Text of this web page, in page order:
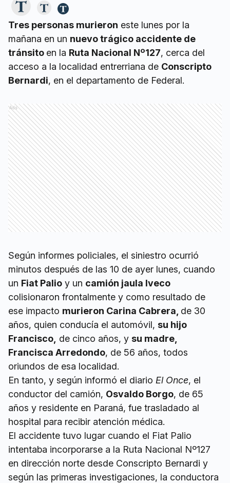
Tres personas murieron este lunes por la
mañana en un nuevo trágico accidente de
tránsito en la Ruta Nacional Nº127, cerca del
acceso a la localidad entrerriana de Conscripto
Bernardi, en el departamento de Federal.
Ads
Según informes policiales, el siniestro ocurrió
minutos después de las 10 de ayer lunes, cuando
un Fiat Palio y un camión jaula Iveco
colisionaron frontalmente y como resultado de
ese impacto murieron Carina Cabrera, de 30
años, quien conducía el automóvil, su hijo
Francisco, de cinco años, y su madre,
Francisca Arredondo, de 56 años, todos
oriundos de esa localidad.
En tanto, y según informó el diario El Once, el
conductor del camión, Osvaldo Borgo, de 65
años y residente en Paraná, fue trasladado al
hospital para recibir atención médica.
El accidente tuvo lugar cuando el Fiat Palio
intentaba incorporarse a la Ruta Nacional Nº127
en dirección norte desde Conscripto Bernardi y
según las primeras investigaciones, la conductora